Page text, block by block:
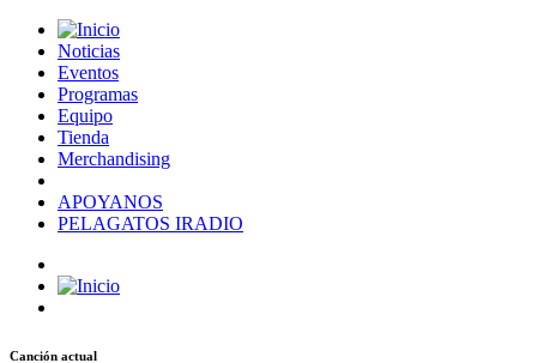
Noticias
Eventos
Programas
Equipo
Tienda
Merchandising
APOYANOS
PELAGATOS IRADIO
Canción actual